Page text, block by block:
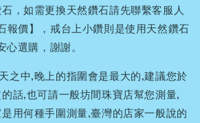
，如需更換天然鑽石請先聯繫客服人
報價】，戒台上小鑽則是使用天然鑽石
心選購，謝謝。
之中,晚上的指圍會是最大的,建議您於
話,也可請一般坊間珠寶店幫您測量,
用何種手圍測量,臺灣的店家一般說的